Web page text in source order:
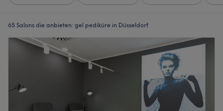
65 Salons die anbieten: gel pediküre in Düsseldorf